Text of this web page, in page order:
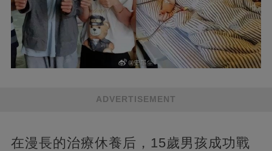
ADVERTISEMENT
在漫長的治療休養后，15歲男孩成功戰